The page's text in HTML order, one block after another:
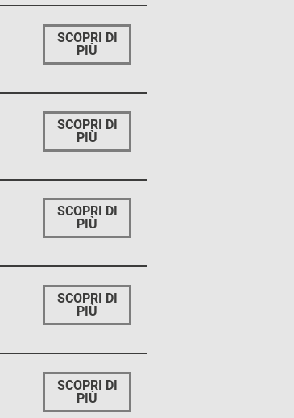
SCOPRI DI
PIÙ
SCOPRI DI
PIÙ
SCOPRI DI
PIÙ
SCOPRI DI
PIÙ
SCOPRI DI
PIÙ